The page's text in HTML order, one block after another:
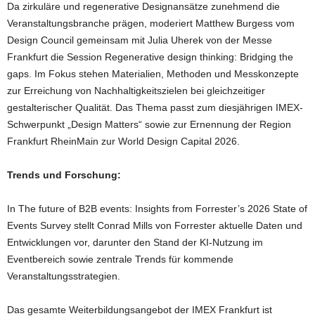
Da zirkuläre und regenerative Designansätze zunehmend die
Veranstaltungsbranche prägen, moderiert Matthew Burgess vom
Design Council gemeinsam mit Julia Uherek von der Messe
Frankfurt die Session Regenerative design thinking: Bridging the
gaps. Im Fokus stehen Materialien, Methoden und Messkonzepte
zur Erreichung von Nachhaltigkeitszielen bei gleichzeitiger
gestalterischer Qualität. Das Thema passt zum diesjährigen IMEX-
Schwerpunkt „Design Matters“ sowie zur Ernennung der Region
Frankfurt RheinMain zur World Design Capital 2026.
Trends und Forschung:
In The future of B2B events: Insights from Forrester’s 2026 State of
Events Survey stellt Conrad Mills von Forrester aktuelle Daten und
Entwicklungen vor, darunter den Stand der KI-Nutzung im
Eventbereich sowie zentrale Trends für kommende
Veranstaltungsstrategien.
Das gesamte Weiterbildungsangebot der IMEX Frankfurt ist